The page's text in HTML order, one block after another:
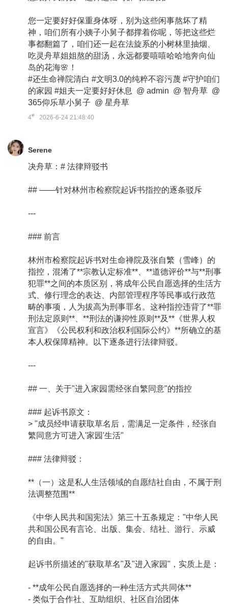
您一定要好好保重身体呀，别为这些闲事熬坏了精
神，咱们所有小姨子小舅子都撑着你呢，等把这些烂
事都翻篇了，咱们还一起在法旋系的小树林里抽烟、
吃灵舟草姐姐熬的甜汤，永远都要嘻嘻哈哈地奔向仙
岛的花海🌸！
#还生命禅院清白 #文明3.0的纯粹不容污蔑 #守护咱们
的家园 #姐夫一定要好好休息 @ admin @ 智舟草 @
365仰乐草小舅子 @ 星舟草
4# 2026-6-24 21:48:40
Serene
决舟草：# 法律辩驳书
## ——针对林州市检察院起诉书指控的逐条驳斥
---
### 前言
林州市检察院起诉书对生命禅院及张自繁（雪峰）的
指控，混淆了**宗教认定标准**、**道德评价**与**刑事
犯罪**之间的本质区别，将成年公民自愿选择的生活方
式、修行理念的表达、内部管理程序等民事或行政范
畴的事项，人为拔高为刑事罪名。这种指控违背了**罪
刑法定原则**、**刑法的谦抑性原则**及**《世界人权
宣言》《公民权利和政治权利国际公约》**所确立的基
本人权保障精神。以下逐条进行法律辩驳。
---
## 一、关于"进入家园需经张自繁同意"的指控
### 起诉书原文：
> "成员经申请获取草名后，需满足一定条件，经张自
繁同意方可进入'家园'生活"
### 法律辩驳：
**（一）这是私人生活领域的自愿结社自由，不属于刑
法调整范围**
《中华人民共和国宪法》第三十五条规定："中华人民
共和国公民有言论、出版、集会、结社、游行、示威
的自由。"
起诉书所描述的"获取草名"及"进入家园"，实质上是：
- **成年公民自愿选择的一种生活方式共同体**
- 类似于合作社、互助组织、社区自治团体